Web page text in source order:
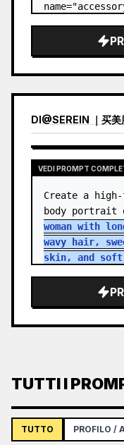
DI@SEREIN ｜买美
VEDI PROMPT
Create a
body portrait
woman with
wavy hair,
skin, and
TUTTI I
TUTTO PROFILO /